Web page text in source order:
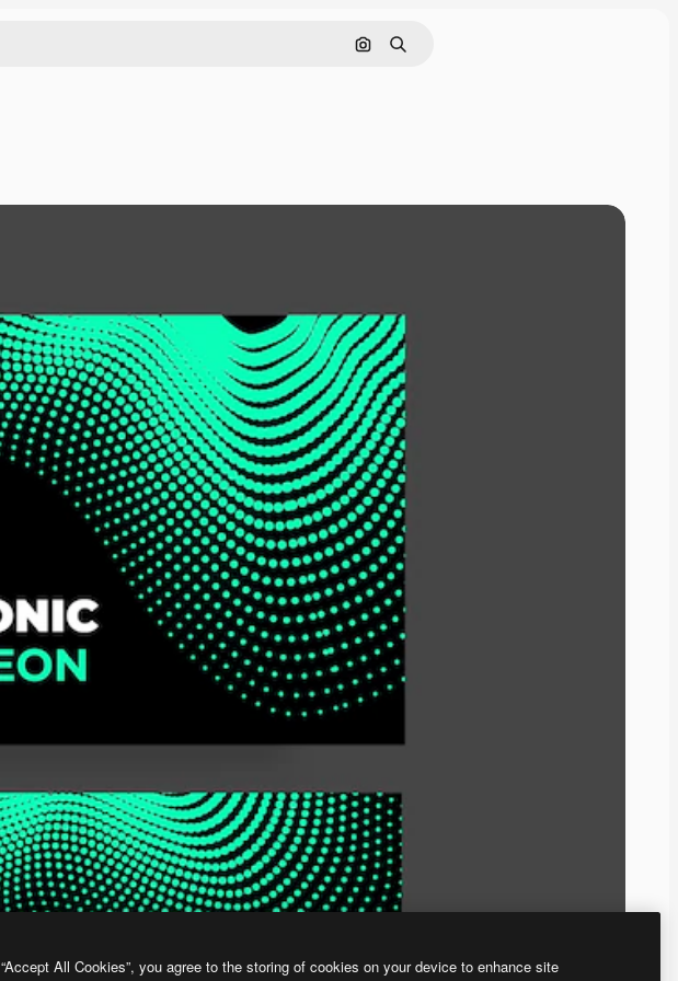
Поиск по изображению
Поиск
All Cookies”, you agree to the storing of cookies on your device to enhance site